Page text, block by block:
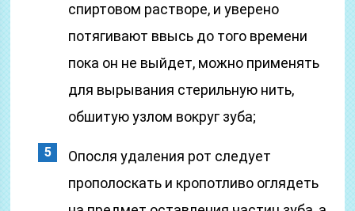
спиртовом растворе, и уверено
потягивают ввысь до того времени
пока он не выйдет, можно применять
для вырывания стерильную нить,
обшитую узлом вокруг зуба;
Опосля удаления рот следует
прополоскать и кропотливо оглядеть